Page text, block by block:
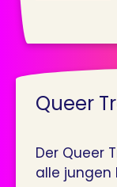
Queer
Der Queer
alle jungen